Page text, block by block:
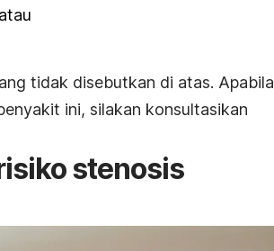
tidak disebutkan di atas. Apabila
ini, silakan konsultasikan
stenosis